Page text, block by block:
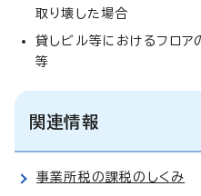
取り壊した場合
貸しビル等におけるフロア
等
関連情報
事業所税の課税のしくみ